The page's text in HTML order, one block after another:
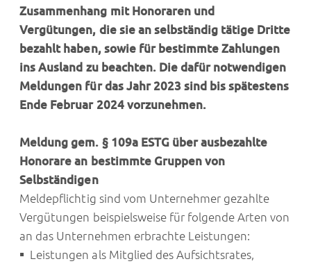
Zusammenhang mit Honoraren und
Vergütungen, die sie an selbständig tätige Dritte
bezahlt haben, sowie für bestimmte Zahlungen
ins Ausland zu beachten. Die dafür notwendigen
Meldungen für das Jahr 2023 sind bis spätestens
Ende Februar 2024 vorzunehmen.
Meldung gem. § 109a ESTG über ausbezahlte
Honorare an bestimmte Gruppen von
Selbständigen
Meldepflichtig sind vom Unternehmer gezahlte
Vergütungen beispielsweise für folgende Arten von
an das Unternehmen erbrachte Leistungen:
Leistungen als Mitglied des Aufsichtsrates,